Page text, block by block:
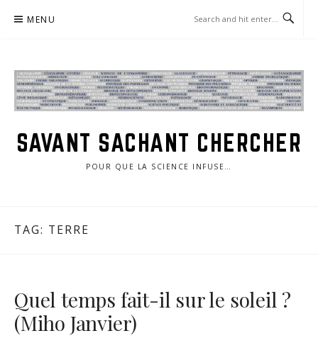
MENU
SAVANT SACHANT CHERCHER
POUR QUE LA SCIENCE INFUSE…
TAG: TERRE
Quel temps fait-il sur le soleil ?
(Miho Janvier)